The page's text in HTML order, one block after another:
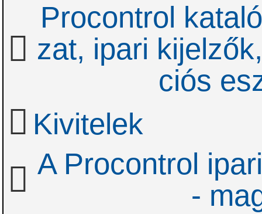
Procontrol
zat, ipari
ciós
Kivitelek
A Procontrol
-